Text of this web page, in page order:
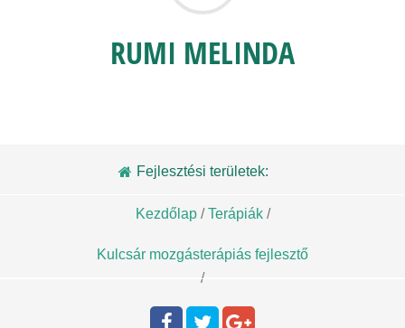
RUMI MELINDA
Fejlesztési területek:
Kezdőlap / Terápiák /
Kulcsár mozgásterápiás fejlesztő
/